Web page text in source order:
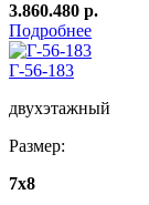
3.860.480 р.
Подробнее
Г-56-183
двухэтажный
Размер:
7x8